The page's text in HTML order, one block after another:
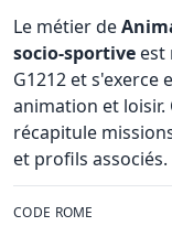
Le métier de
socio-sportive est
G1212 et s'exerce
animation et loisir.
récapitule
et profils associés.
CODE ROME